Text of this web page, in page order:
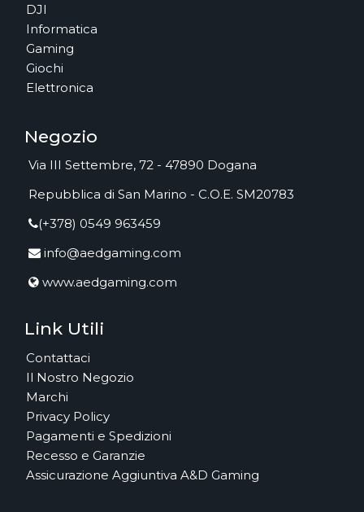
DJI
Informatica
Gaming
Giochi
Elettronica
Negozio
Via III Settembre, 72 - 47890 Dogana
Repubblica di San Marino - C.O.E. SM20783
(+378) 0549 963459
info@aedgaming.com
www.aedgaming.com
Link Utili
Contattaci
Il Nostro Negozio
Marchi
Privacy Policy
Pagamenti e Spedizioni
Recesso e Garanzie
Assicurazione Aggiuntiva A&D Gaming